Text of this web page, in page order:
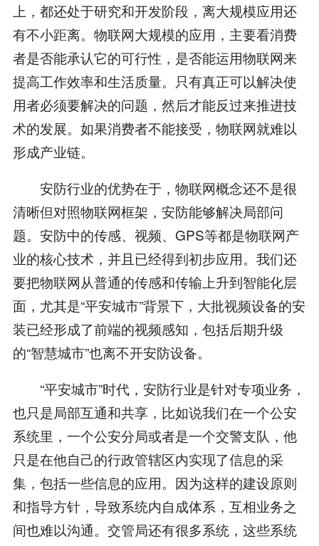
上，都还处于研究和开发阶段，离大规模应用还
有不小距离。物联网大规模的应用，主要看消费
者是否能承认它的可行性，是否能运用物联网来
提高工作效率和生活质量。只有真正可以解决使
用者必须要解决的问题，然后才能反过来推进技
术的发展。如果消费者不能接受，物联网就难以
形成产业链。
安防行业的优势在于，物联网概念还不是很
清晰但对照物联网框架，安防能够解决局部问
题。安防中的传感、视频、GPS等都是物联网产
业的核心技术，并且已经得到初步应用。我们还
要把物联网从普通的传感和传输上升到智能化层
面，尤其是“平安城市”背景下，大批视频设备的安
装已经形成了前端的视频感知，包括后期升级
的“智慧城市”也离不开安防设备。
“平安城市”时代，安防行业是针对专项业务，
也只是局部互通和共享，比如说我们在一个公安
系统里，一个公安分局或者是一个交警支队，他
只是在他自己的行政管辖区内实现了信息的采
集，包括一些信息的应用。因为这样的建设原则
和指导方针，导致系统内自成体系，互相业务之
间也难以沟通。交管局还有很多系统，这些系统